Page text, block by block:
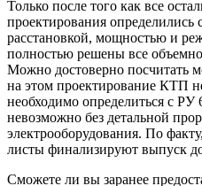
Только после того как все
проектирования определились
расстановкой, мощностью и
полностью решены все
Можно достоверно посчитать
на этом проектирование КТП
необходимо определиться с РУ
невозможно без детальной
электрооборудования. По
листы финализируют выпуск
Сможете ли вы заранее